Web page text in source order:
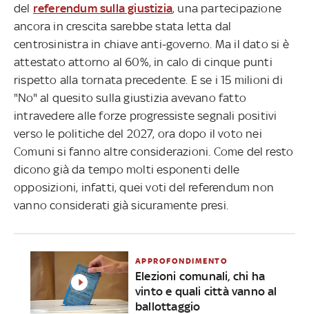
del referendum sulla giustizia, una partecipazione
ancora in crescita sarebbe stata letta dal
centrosinistra in chiave anti-governo. Ma il dato si è
attestato attorno al 60%, in calo di cinque punti
rispetto alla tornata precedente. E se i 15 milioni di
"No" al quesito sulla giustizia avevano fatto
intravedere alle forze progressiste segnali positivi
verso le politiche del 2027, ora dopo il voto nei
Comuni si fanno altre considerazioni. Come del resto
dicono già da tempo molti esponenti delle
opposizioni, infatti, quei voti del referendum non
vanno considerati già sicuramente presi.
APPROFONDIMENTO
Elezioni comunali, chi ha
vinto e quali città vanno al
ballottaggio